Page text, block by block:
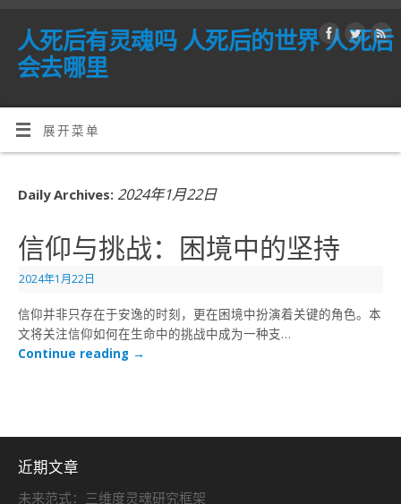
人死后有灵魂吗 人死后的世界 人死后
会去哪里
展开菜单
Daily Archives: 2024年1月22日
信仰与挑战：困境中的坚持
2024年1月22日
信仰并非只存在于安逸的时刻，更在困境中扮演着关键的角色。本
文将关注信仰如何在生命中的挑战中成为一种支…
Continue reading →
近期文章
未来范式：三维度灵魂研究框架